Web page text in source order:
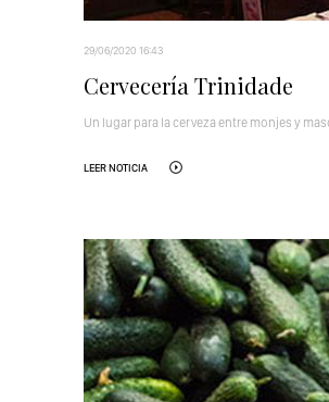
29/06/2020 16:43
Cervecería Trinidade
Un lugar para la cerveza entre monjes y
LEER NOTICIA